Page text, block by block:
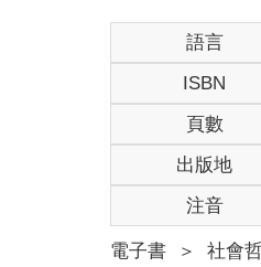
前往香港，見證了
可聽見人民的聲音
另一件讓我回想起
毀滅，你也會與我
戲》裡青年反抗領
在曼谷帶給我香港
《你可聽見人民的
仍在進行。
回想起2019年的香
抗爭者接續傳遞。
語言
ISBN
頁數
出版地
注音
電子書 ＞ 社會